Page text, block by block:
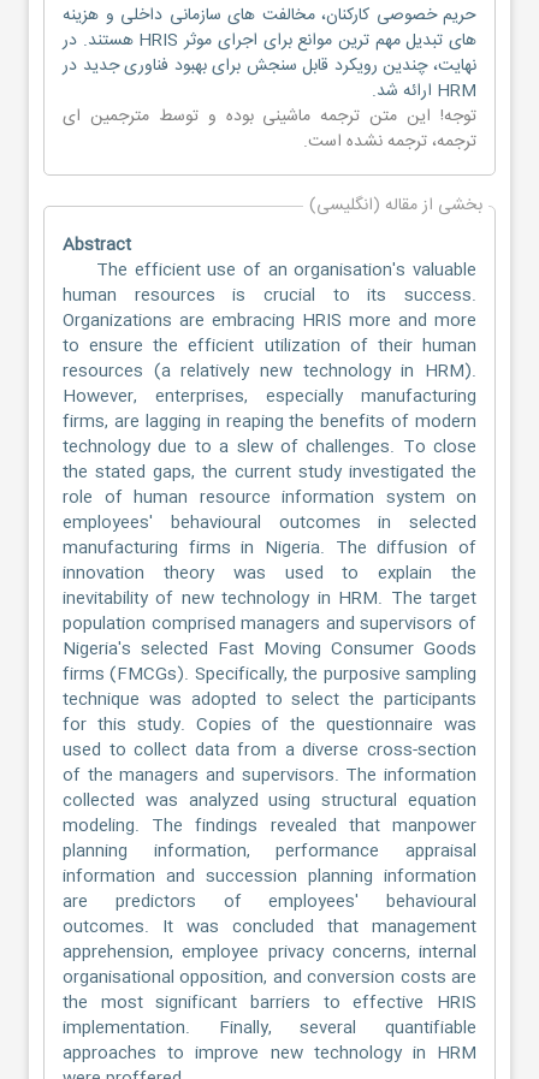
حریم خصوصی کارکنان، مخالفت های سازمانی داخلی و هزینه
های تبدیل مهم ترین موانع برای اجرای موثر HRIS هستند. در
نهایت، چندین رویکرد قابل سنجش برای بهبود فناوری جدید در
HRM ارائه شد.
توجه! این متن ترجمه ماشینی بوده و توسط مترجمین ای
ترجمه، ترجمه نشده است.
بخشی از مقاله (انگلیسی)
Abstract
The efficient use of an organisation's valuable
human resources is crucial to its success.
Organizations are embracing HRIS more and more
to ensure the efficient utilization of their human
resources (a relatively new technology in HRM).
However, enterprises, especially manufacturing
firms, are lagging in reaping the benefits of modern
technology due to a slew of challenges. To close
the stated gaps, the current study investigated the
role of human resource information system on
employees' behavioural outcomes in selected
manufacturing firms in Nigeria. The diffusion of
innovation theory was used to explain the
inevitability of new technology in HRM. The target
population comprised managers and supervisors of
Nigeria's selected Fast Moving Consumer Goods
firms (FMCGs). Specifically, the purposive sampling
technique was adopted to select the participants
for this study. Copies of the questionnaire was
used to collect data from a diverse cross-section
of the managers and supervisors. The information
collected was analyzed using structural equation
modeling. The findings revealed that manpower
planning information, performance appraisal
information and succession planning information
are predictors of employees' behavioural
outcomes. It was concluded that management
apprehension, employee privacy concerns, internal
organisational opposition, and conversion costs are
the most significant barriers to effective HRIS
implementation. Finally, several quantifiable
approaches to improve new technology in HRM